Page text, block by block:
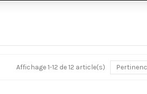
Affichage 1-12 de 12 article(s)